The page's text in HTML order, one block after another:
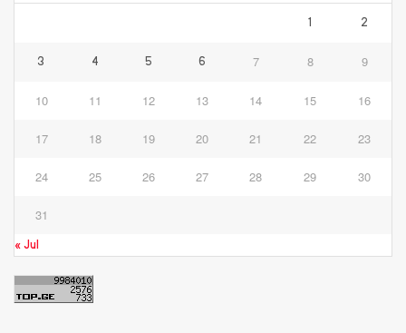
1 2
3 4 5 6 7 8 9
10 11 12 13 14 15 16
17 18 19 20 21 22 23
24 25 26 27 28 29 30
31
« Jul